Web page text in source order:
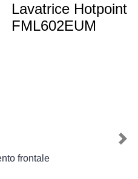
Lavatrice Hotpoint
FML602EUM
frontale